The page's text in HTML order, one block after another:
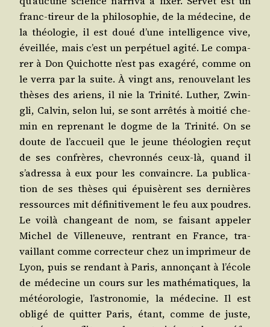
franc-tireur de la phi­lo­so­phie, de la méde­cine, de
la théo­lo­gie, il est doué d’une intel­li­gence vive,
éveillée, mais c’est un per­pé­tuel agi­té. Le com­pa­
rer à Don Qui­chotte n’est pas exa­gé­ré, comme on
le ver­ra par la suite. À vingt ans, renou­ve­lant les
thèses des ariens, il nie la Tri­ni­té. Luther, Zwin­
gli, Cal­vin, selon lui, se sont arrê­tés à moi­tié che­
min en repre­nant le dogme de la Tri­ni­té. On se
doute de l’ac­cueil que le jeune théo­lo­gien reçut
de ses confrères, che­vron­nés ceux-là, quand il
s’a­dres­sa à eux pour les convaincre. La publi­ca­
tion de ses thèses qui épui­sèrent ses der­nières
res­sources mit défi­ni­ti­ve­ment le feu aux poudres.
Le voi­là chan­geant de nom, se fai­sant appe­ler
Michel de Vil­le­neuve, ren­trant en France, tra­
vaillant comme cor­rec­teur chez un impri­meur de
Lyon, puis se ren­dant à Paris, annon­çant à l’é­cole
de méde­cine un cours sur les mathé­ma­tiques, la
météo­ro­lo­gie, l’as­tro­no­mie, la méde­cine. Il est
obli­gé de quit­ter Paris, étant, comme de juste,